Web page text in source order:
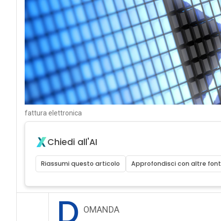
fattura elettronica
Chiedi all'AI
Riassumi questo articolo Approfondisci con altre
D OMANDA